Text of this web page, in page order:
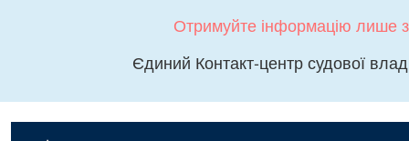
Отримуйте інформацію лише
Єдиний Контакт-центр судової